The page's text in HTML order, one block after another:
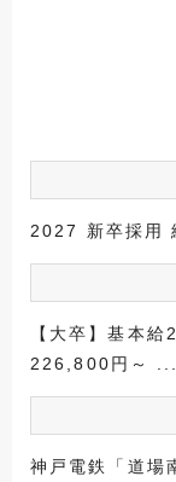
2027 新卒採用
【大卒】基本
226,800円～ ...
神戸電鉄「道場